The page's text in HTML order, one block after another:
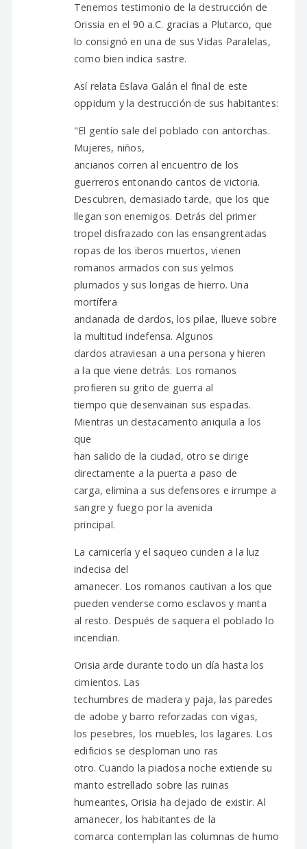
Tenemos testimonio de la destrucción de
Orissia en el 90 a.C. gracias a Plutarco, que
lo consignó en una de sus Vidas Paralelas,
como bien indica sastre.
Así relata Eslava Galán el final de este
oppidum y la destrucción de sus habitantes:
"El gentío sale del poblado con antorchas.
Mujeres, niños,
ancianos corren al encuentro de los
guerreros entonando cantos de victoria.
Descubren, demasiado tarde, que los que
llegan son enemigos. Detrás del primer
tropel disfrazado con las ensangrentadas
ropas de los iberos muertos, vienen
romanos armados con sus yelmos
plumados y sus lorigas de hierro. Una
mortífera
andanada de dardos, los pilae, llueve sobre
la multitud indefensa. Algunos
dardos atraviesan a una persona y hieren
a la que viene detrás. Los romanos
profieren su grito de guerra al
tiempo que desenvainan sus espadas.
Mientras un destacamento aniquila a los
que
han salido de la ciudad, otro se dirige
directamente a la puerta a paso de
carga, elimina a sus defensores e irrumpe a
sangre y fuego por la avenida
principal.
La carnicería y el saqueo cunden a la luz
indecisa del
amanecer. Los romanos cautivan a los que
pueden venderse como esclavos y manta
al resto. Después de saquera el poblado lo
incendian.
Orisia arde durante todo un día hasta los
cimientos. Las
techumbres de madera y paja, las paredes
de adobe y barro reforzadas con vigas,
los pesebres, los muebles, los lagares. Los
edificios se desploman uno ras
otro. Cuando la piadosa noche extiende su
manto estrellado sobre las ruinas
humeantes, Orisia ha dejado de existir. Al
amanecer, los habitantes de la
comarca contemplan las columnas de humo